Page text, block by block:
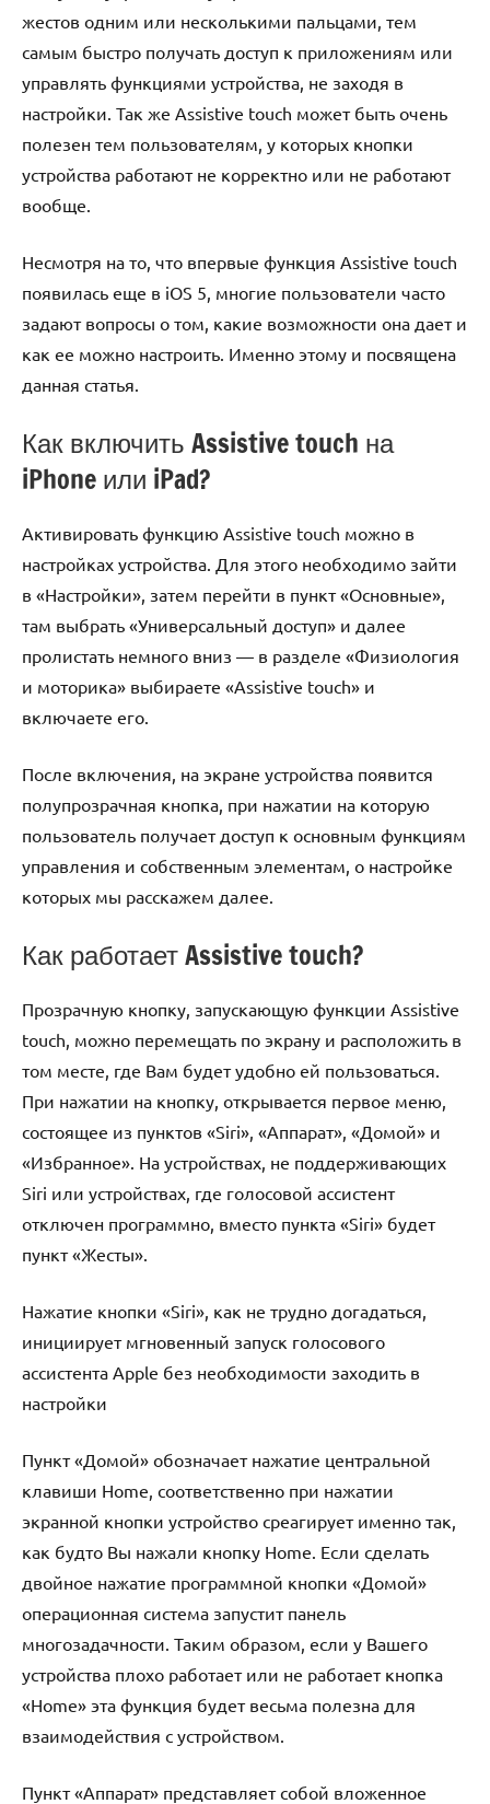
жестов одним или несколькими пальцами, тем
самым быстро получать доступ к приложениям или
управлять функциями устройства, не заходя в
настройки. Так же Assistive touch может быть очень
полезен тем пользователям, у которых кнопки
устройства работают не корректно или не работают
вообще.
Несмотря на то, что впервые функция Assistive touch
появилась еще в iOS 5, многие пользователи часто
задают вопросы о том, какие возможности она дает и
как ее можно настроить. Именно этому и посвящена
данная статья.
Как включить Assistive touch на
iPhone или iPad?
Активировать функцию Assistive touch можно в
настройках устройства. Для этого необходимо зайти
в «Настройки», затем перейти в пункт «Основные»,
там выбрать «Универсальный доступ» и далее
пролистать немного вниз — в разделе «Физиология
и моторика» выбираете «Assistive touch» и
включаете его.
После включения, на экране устройства появится
полупрозрачная кнопка, при нажатии на которую
пользователь получает доступ к основным функциям
управления и собственным элементам, о настройке
которых мы расскажем далее.
Как работает Assistive touch?
Прозрачную кнопку, запускающую функции Assistive
touch, можно перемещать по экрану и расположить в
том месте, где Вам будет удобно ей пользоваться.
При нажатии на кнопку, открывается первое меню,
состоящее из пунктов «Siri», «Аппарат», «Домой» и
«Избранное». На устройствах, не поддерживающих
Siri или устройствах, где голосовой ассистент
отключен программно, вместо пункта «Siri» будет
пункт «Жесты».
Нажатие кнопки «Siri», как не трудно догадаться,
инициирует мгновенный запуск голосового
ассистента Apple без необходимости заходить в
настройки
Пункт «Домой» обозначает нажатие центральной
клавиши Home, соответственно при нажатии
экранной кнопки устройство среагирует именно так,
как будто Вы нажали кнопку Home. Если сделать
двойное нажатие программной кнопки «Домой»
операционная система запустит панель
многозадачности. Таким образом, если у Вашего
устройства плохо работает или не работает кнопка
«Home» эта функция будет весьма полезна для
взаимодействия с устройством.
Пункт «Аппарат» представляет собой вложенное